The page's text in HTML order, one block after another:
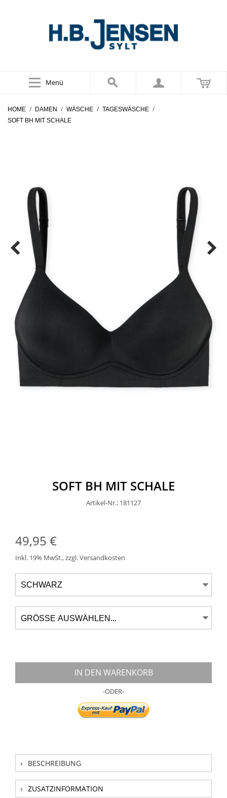
Menü
HOME / DAMEN / WÄSCHE / TAGESWÄSCHE /
SOFT BH MIT SCHALE
SOFT BH MIT SCHALE
Artikel-Nr.: 181127
49,95 €
Inkl. 19% MwSt.,zzgl.Versandkosten
IN DEN WARENKORB
-ODER-
BESCHREIBUNG
ZUSATZINFORMATION